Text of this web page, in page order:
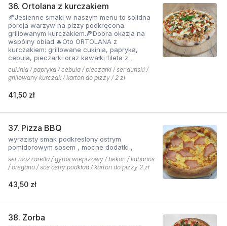
36. Ortolana z kurczakiem
🍂Jesienne smaki w naszym menu to solidna
porcja warzyw na pizzy podkręcona
grillowanym kurczakiem.🍕Dobra okazja na
wspólny obiad.🔥Oto ORTOLANA z
kurczakiem: grillowane cukinia, papryka,
cebula, pieczarki oraz kawałki fileta z
dodatkiem sera z niebieską pleśnią.
cukinia / papryka / cebula / pieczarki / ser duński /
grillowany kurczak / karton do pizzy / 2 zł
41,50 zł
37. Pizza BBQ
wyrazisty smak podkreslony ostrym
pomidorowym sosem , mocne dodatki ,
ser mozzarella / gyros wieprzowy / bekon / kabanos
/ oregano / sos ostry podkład / karton do pizzy 2 zł
43,50 zł
38. Zorba